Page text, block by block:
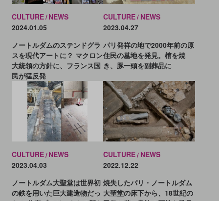
CULTURE NEWS
2024.01.05
ノートルダムのステンドグラ
スを現代アートに？ マクロン
大統領の方針に、フランス国
民が猛反発
CULTURE NEWS
2023.04.27
パリ発祥の地で2000年前の原
住民の墓地を発見。棺を焼
き、豚一頭を副葬品に
CULTURE NEWS
2023.04.03
ノートルダム大聖堂は世界初
の鉄を用いた巨大建造物だっ
CULTURE NEWS
2022.12.22
焼失したパリ・ノートルダム
大聖堂の床下から、18世紀の